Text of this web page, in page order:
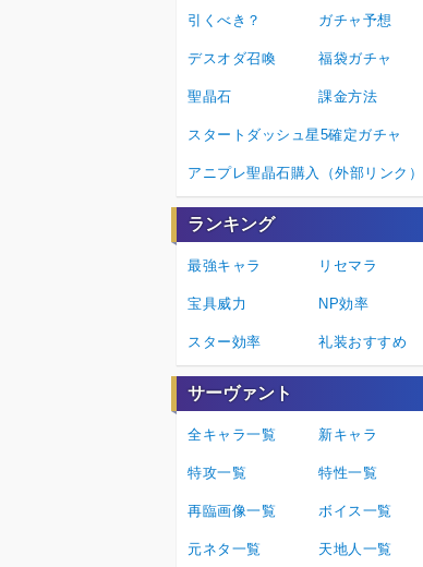
引くべき？ ガチャ予想
デスオダ召喚 福袋ガチャ
聖晶石 課金方法
スタートダッシュ星5確定ガチャ
アニプレ聖晶石購入（外部リンク）
ランキング
最強キャラ リセマラ
宝具威力 NP効率
スター効率 礼装おすすめ
サーヴァント
全キャラ一覧 新キャラ
特攻一覧 特性一覧
再臨画像一覧 ボイス一覧
元ネタ一覧 天地人一覧